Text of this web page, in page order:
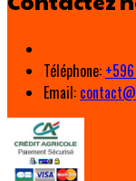
Téléphone:
Email: